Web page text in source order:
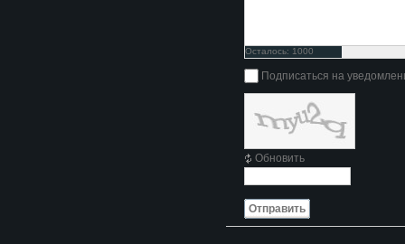
Осталось: 1000
символов
Подписаться на
Обновить
Отправить